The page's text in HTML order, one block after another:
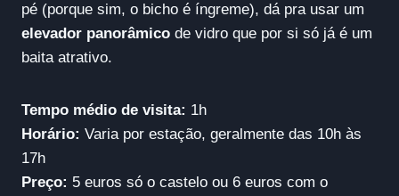
pé (porque sim, o bicho é íngreme), dá pra usar um
elevador panorâmico de vidro que por si só já é um
baita atrativo.
Tempo médio de visita: 1h
Horário: Varia por estação, geralmente das 10h às
17h
Preço: 5 euros só o castelo ou 6 euros com o